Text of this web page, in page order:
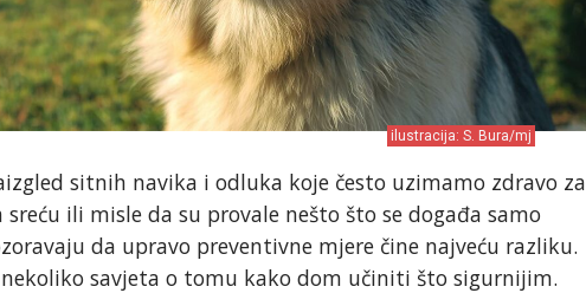
ilustracija: S. Bura/mj
sitnih navika i odluka koje često uzimamo zdravo za
ili misle da su provale nešto što se događa samo
da upravo preventivne mjere čine najveću razliku.
savjeta o tomu kako dom učiniti što sigurnijim.